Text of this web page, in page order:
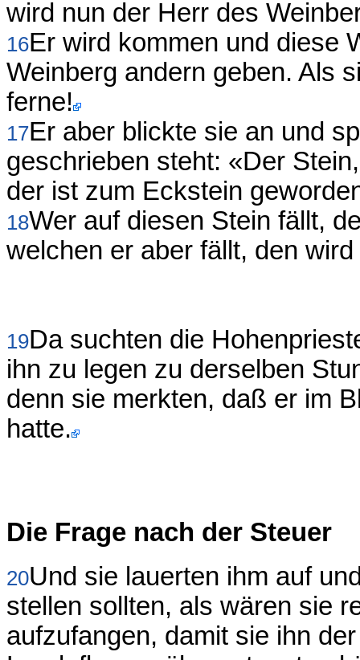
wird nun der Herr des
16Er wird kommen und diese
Weinberg andern geben. Als
ferne!
17Er aber blickte sie an und
geschrieben steht: «Der
der ist zum Eckstein
18Wer auf diesen Stein fällt,
welchen er aber fällt, den
19Da suchten die
ihn zu legen zu derselben
denn sie merkten, daß er im
hatte.
Die Frage nach der Steuer
20Und sie lauerten ihm auf
stellen sollten, als wären sie
aufzufangen, damit sie ihn